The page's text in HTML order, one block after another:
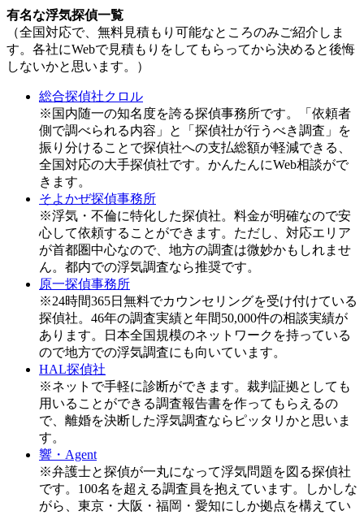
有名な浮気探偵一覧
（全国対応で、無料見積もり可能なところのみご紹介しま
す。各社にWebで見積もりをしてもらってから決めると後悔
しないかと思います。）
総合探偵社クロル
※国内随一の知名度を誇る探偵事務所です。「依頼者
側で調べられる内容」と「探偵社が行うべき調査」を
振り分けることで探偵社への支払総額が軽減できる、
全国対応の大手探偵社です。かんたんにWeb相談がで
きます。
そよかぜ探偵事務所
※浮気・不倫に特化した探偵社。料金が明確なので安
心して依頼することができます。ただし、対応エリア
が首都圏中心なので、地方の調査は微妙かもしれませ
ん。都内での浮気調査なら推奨です。
原一探偵事務所
※24時間365日無料でカウンセリングを受け付けている
探偵社。46年の調査実績と年間50,000件の相談実績が
あります。日本全国規模のネットワークを持っている
ので地方での浮気調査にも向いています。
HAL探偵社
※ネットで手軽に診断ができます。裁判証拠としても
用いることができる調査報告書を作ってもらえるの
で、離婚を決断した浮気調査ならピッタリかと思いま
す。
響・Agent
※弁護士と探偵が一丸になって浮気問題を図る探偵社
です。100名を超える調査員を抱えています。しかしな
がら、東京・大阪・福岡・愛知にしか拠点を構えてい